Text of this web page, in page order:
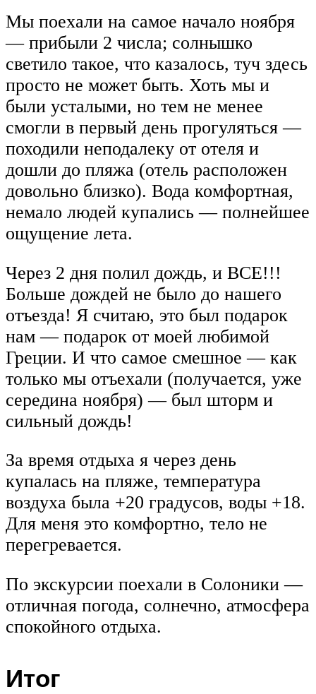
Мы поехали на самое начало ноября
— прибыли 2 числа; солнышко
светило такое, что казалось, туч здесь
просто не может быть. Хоть мы и
были усталыми, но тем не менее
смогли в первый день прогуляться —
походили неподалеку от отеля и
дошли до пляжа (отель расположен
довольно близко). Вода комфортная,
немало людей купались — полнейшее
ощущение лета.
Через 2 дня полил дождь, и ВСЕ!!!
Больше дождей не было до нашего
отъезда! Я считаю, это был подарок
нам — подарок от моей любимой
Греции. И что самое смешное — как
только мы отъехали (получается, уже
середина ноября) — был шторм и
сильный дождь!
За время отдыха я через день
купалась на пляже, температура
воздуха была +20 градусов, воды +18.
Для меня это комфортно, тело не
перегревается.
По экскурсии поехали в Солоники —
отличная погода, солнечно, атмосфера
спокойного отдыха.
Итог